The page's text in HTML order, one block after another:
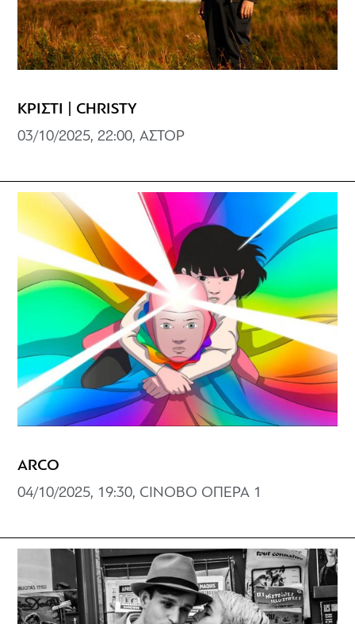
ΚΡΙΣΤΙ | CHRISTY
03/10/2025, 22:00, ΑΣΤΟΡ
ARCO
04/10/2025, 19:30, CINOBO ΟΠΕΡΑ 1